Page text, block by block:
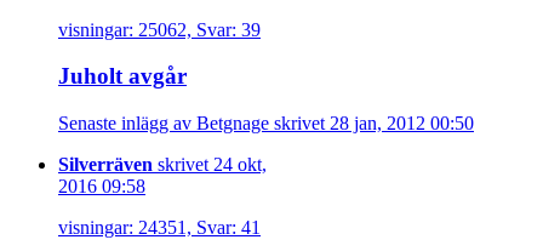
visningar: 25062, Svar: 39
Juholt avgår
Senaste inlägg av Betgnage skrivet 28 jan, 2012 00:50
Silverräven skrivet 24 okt,
2016 09:58
visningar: 24351, Svar: 41